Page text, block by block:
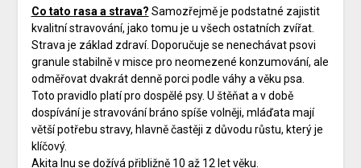
Co tato rasa a strava? Samozřejmě je podstatné zajistit
kvalitní stravování, jako tomu je u všech ostatních zvířat.
Strava je základ zdraví. Doporučuje se nenechávat psovi
granule stabilně v misce pro neomezené konzumování, ale
odměřovat dvakrát denně porci podle váhy a věku psa.
Toto pravidlo platí pro dospělé psy. U štěňat a v době
dospívání je stravování bráno spíše volněji, mláďata mají
větší potřebu stravy, hlavně častěji z důvodu růstu, který je
klíčový.
Akita Inu se dožívá přibližně 10 až 12 let věku.